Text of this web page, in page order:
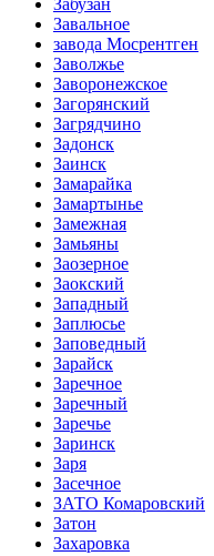
Завальное
завода Мосрентген
Заволжье
Заворонежское
Загорянский
Загрядчино
Задонск
Заинск
Замарайка
Замартынье
Замежная
Замьяны
Заозерное
Заокский
Западный
Заплюсье
Заповедный
Зарайск
Заречное
Заречный
Заречье
Заринск
Заря
Засечное
ЗАТО Комаровский
Затон
Захаровка